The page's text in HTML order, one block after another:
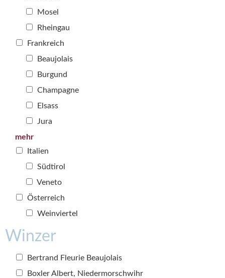
Mosel
Rheingau
Frankreich
Beaujolais
Burgund
Champagne
Elsass
Jura
mehr
Italien
Südtirol
Veneto
Österreich
Weinviertel
Winzer
Bertrand Fleurie Beaujolais
Boxler Albert, Niedermorschwihr